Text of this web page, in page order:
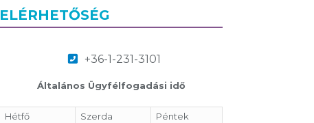
ELÉRHETŐSÉG
+36-1-231-3101
Általános Ügyfélfogadási idő
Hétfő Szerda
Péntek